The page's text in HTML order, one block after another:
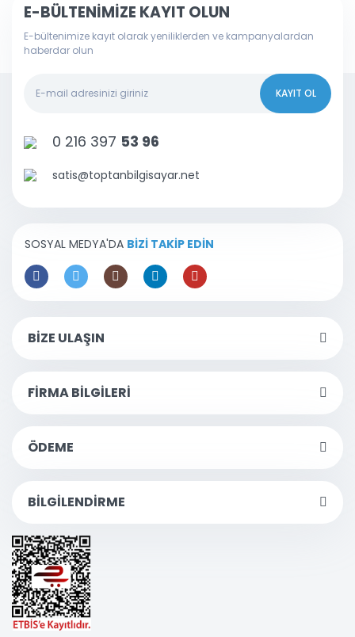
E-BÜLTENİMİZE KAYIT OLUN
E-bültenimize kayıt olarak yeniliklerden ve kampanyalardan
haberdar olun
KAYIT OL
0 216 397 53 96
satis@toptanbilgisayar.net
SOSYAL MEDYA'DA BİZİ TAKİP EDİN
BİZE ULAŞIN
FİRMA BİLGİLERİ
ÖDEME
BİLGİLENDİRME